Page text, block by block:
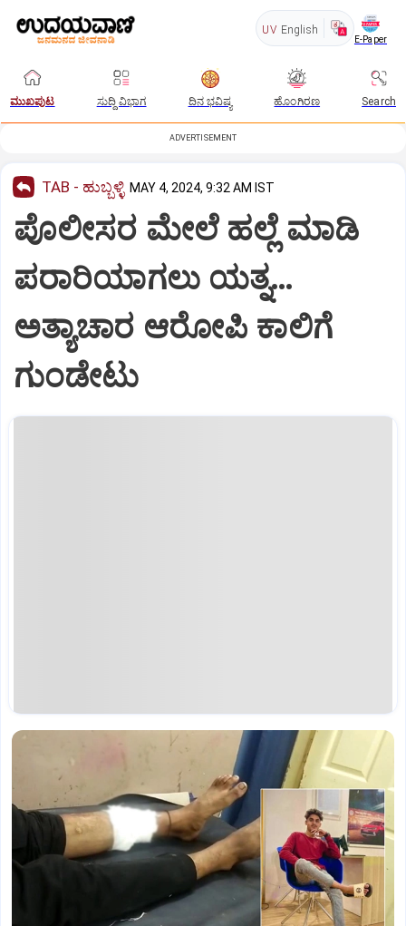
UV English
E-Paper
ಮುಖಪುಟ ಸುದ್ದಿ ವಿಭಾಗ ದಿನ ಭವಿಷ್ಯ ಹೊಂಗಿರಣ Search
ADVERTISEMENT
TAB - ಹುಬ್ಬಳ್ಳಿ MAY 4, 2024, 9:32 AM IST
ಪೊಲೀಸರ ಮೇಲೆ ಹಲ್ಲೆ ಮಾಡಿ
ಪರಾರಿಯಾಗಲು ಯತ್ನ…
ಅತ್ಯಾಚಾರ ಆರೋಪಿ ಕಾಲಿಗೆ
ಗುಂಡೇಟು